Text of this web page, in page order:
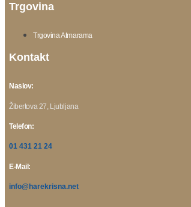
Trgovina
Trgovina Atmarama
Kontakt
Naslov:
Žibertova 27, Ljubljana
Telefon:
01 431 21 24
E-Mail:
info@harekrisna.net